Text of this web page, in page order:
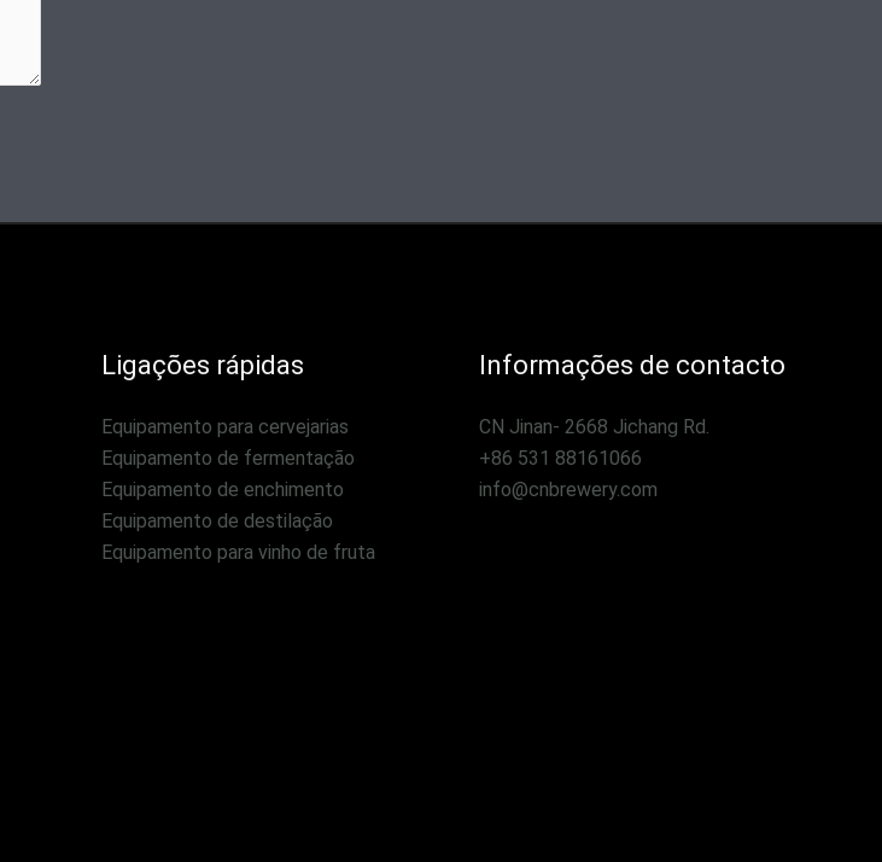
Ligações rápidas
Equipamento para cervejarias
Equipamento de fermentação
Equipamento de enchimento
Equipamento de destilação
Equipamento para vinho de fruta
Informações de contacto
CN Jinan- 2668 Jichang Rd.
+86 531 88161066
info@cnbrewery.com